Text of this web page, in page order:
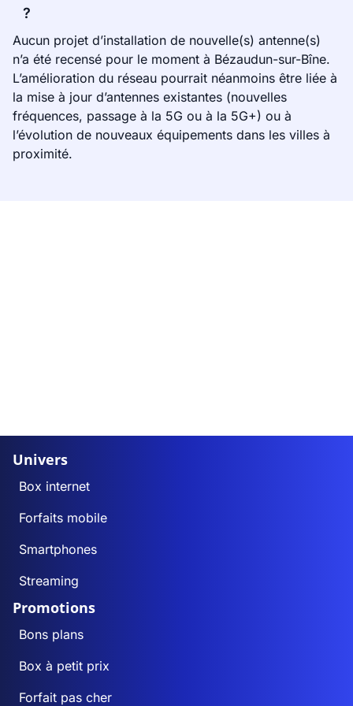
?
Aucun projet d’installation de nouvelle(s) antenne(s)
n’a été recensé pour le moment à Bézaudun-sur-Bîne.
L’amélioration du réseau pourrait néanmoins être liée à
la mise à jour d’antennes existantes (nouvelles
fréquences, passage à la 5G ou à la 5G+) ou à
l’évolution de nouveaux équipements dans les villes à
proximité.
Univers
Box internet
Forfaits mobile
Smartphones
Streaming
Promotions
Bons plans
Box à petit prix
Forfait pas cher